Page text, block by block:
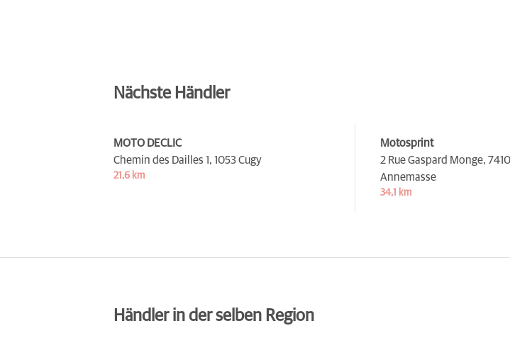
Nächste Händler
MOTO DECLIC
Chemin des Dailles 1, 1053 Cugy
21,6 km
Motosprint
2 Rue Gaspard Monge,
Annemasse
34,1 km
Händler in der selben Region